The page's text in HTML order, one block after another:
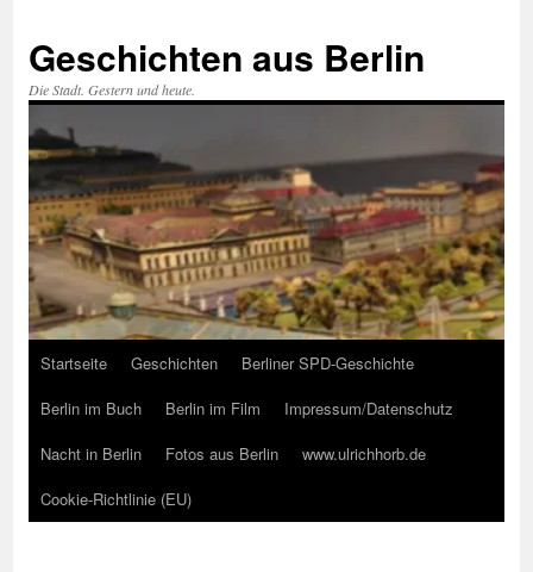
springen
Geschichten aus Berlin
Die Stadt. Gestern und heute.
Startseite Geschichten
Berliner SPD-Geschichte
Berlin im Buch
Berlin im Film
Impressum/Datenschutz
Nacht in Berlin
Fotos aus Berlin
www.ulrichhorb.de
Cookie-Richtlinie (EU)